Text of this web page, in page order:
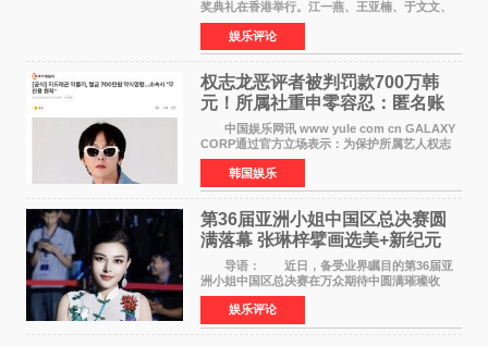
奖典礼在香港举行。江一燕、王亚楠、于文文、
李东学等知名演员出席活动。著名演员、导演王
亚楠凭借音乐故事片《给时间的情书》和院线电
影《旗袍刺客》
娱乐评论
权志龙恶评者被判罚款700万韩
元！所属社重申零容忍：匿名账
号也难逃刑责
中国娱乐网讯 www yule com cn GALAXY
CORP通过官方立场表示：为保护所属艺人权志
龙的名誉和权益，将持续对网络上发生的名誉损
害、散布虚假事实、侮辱、恶意诽谤等行为采取
法律应对措施。
韩国娱乐
第36届亚洲小姐中国区总决赛圆
满落幕 张琳梓擘画选美+新纪元
导语： 近日，备受业界瞩目的第36届亚
洲小姐中国区总决赛在万众期待中圆满璀璨收
官。整场盛典汇聚万千芳华，不仅完成了新一届
美丽代言人的加冕选拔，更在行业发展层面带来
颠覆性突破。活动
娱乐评论